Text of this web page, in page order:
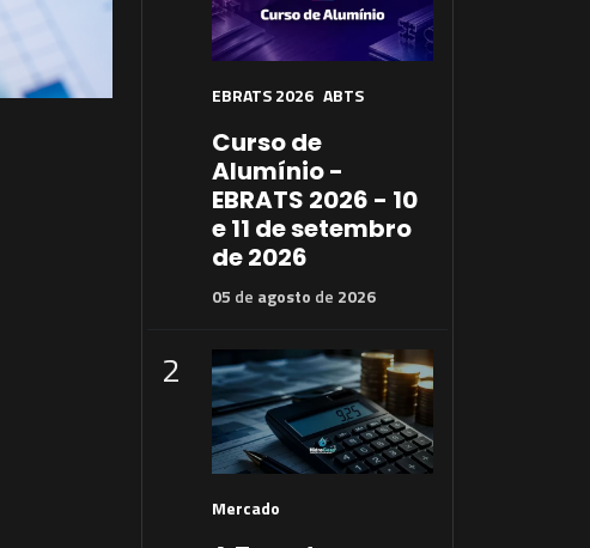
EBRATS 2026 ABTS
Curso de
Alumínio -
EBRATS 2026 - 10
e 11 de setembro
de 2026
05 de agosto de 2026
2
Mercado